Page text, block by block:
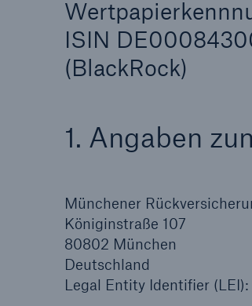
ISIN
(BlackRock)
1. Angaben
Münchener
Königinstraße 107
80802 München
Deutschland
Legal Entity Identifier